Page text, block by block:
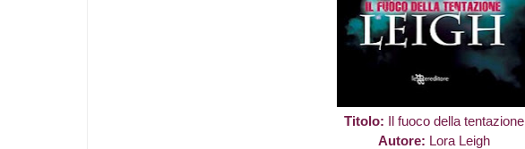
Titolo: Il fuoco della tentazione
Autore: Lora Leigh